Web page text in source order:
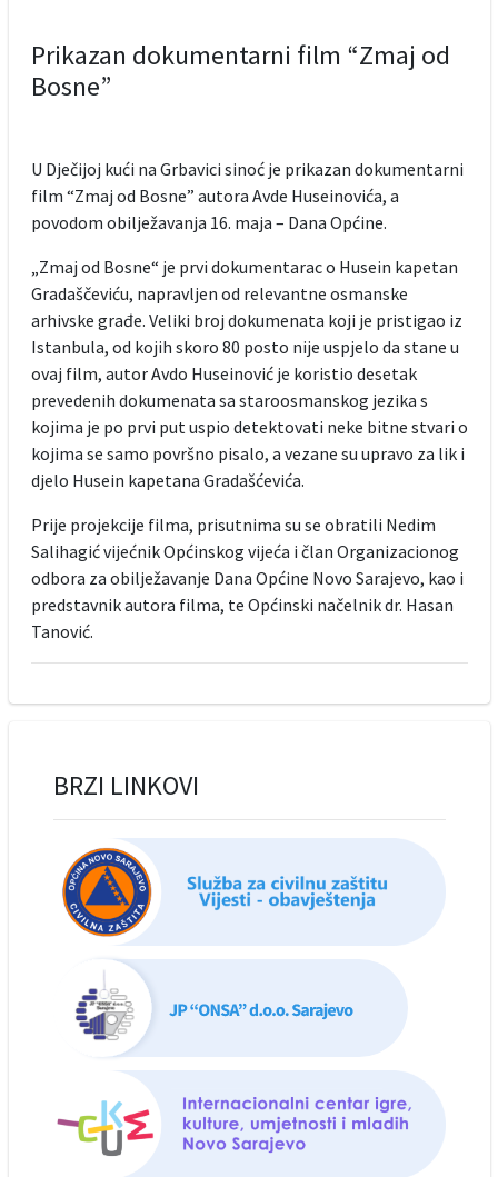
Prikazan dokumentarni film “Zmaj od
Bosne”
U Dječijoj kući na Grbavici sinoć je prikazan dokumentarni
film “Zmaj od Bosne” autora Avde Huseinovića, a
povodom obilježavanja 16. maja – Dana Općine.
„Zmaj od Bosne“ je prvi dokumentarac o Husein kapetan
Gradaščeviću, napravljen od relevantne osmanske
arhivske građe. Veliki broj dokumenata koji je pristigao iz
Istanbula, od kojih skoro 80 posto nije uspjelo da stane u
ovaj film, autor Avdo Huseinović je koristio desetak
prevedenih dokumenata sa staroosmanskog jezika s
kojima je po prvi put uspio detektovati neke bitne stvari o
kojima se samo površno pisalo, a vezane su upravo za lik i
djelo Husein kapetana Gradašćevića.
Prije projekcije filma, prisutnima su se obratili Nedim
Salihagić vijećnik Općinskog vijeća i član Organizacionog
odbora za obilježavanje Dana Općine Novo Sarajevo, kao i
predstavnik autora filma, te Općinski načelnik dr. Hasan
Tanović.
BRZI LINKOVI